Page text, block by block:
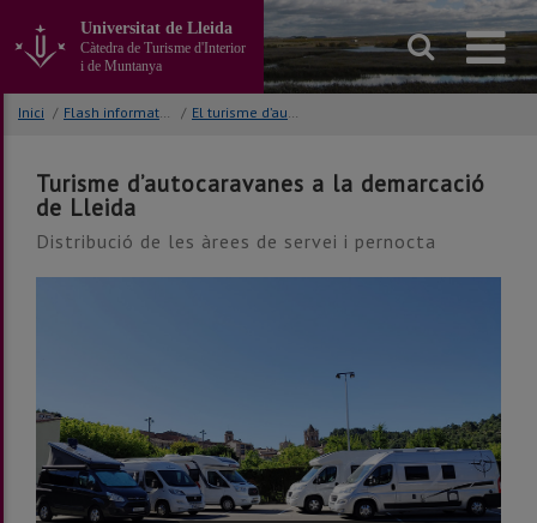
contingut
Universitat de Lleida
Càtedra de Turisme d'Interior
i de Muntanya
Inici / Flash informatius / El turisme d’autocaravanes a la demarcació de Lleida
Turisme d’autocaravanes a la demarcació
de Lleida
Distribució de les àrees de servei i pernocta